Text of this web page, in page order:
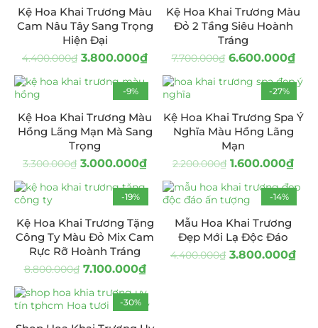
Kệ Hoa Khai Trương Màu
Cam Nâu Tây Sang Trọng
Hiện Đại
4.400.000₫ 3.800.000₫
Kệ Hoa Khai Trương Màu
Đỏ 2 Tầng Siêu Hoành
Tráng
7.700.000₫ 6.600.000₫
-9%
Kệ Hoa Khai Trương Màu
Hồng Lãng Mạn Mà Sang
Trọng
3.300.000₫ 3.000.000₫
-27%
Kệ Hoa Khai Trương Spa Ý
Nghĩa Màu Hồng Lãng
Mạn
2.200.000₫ 1.600.000₫
-19%
Kệ Hoa Khai Trương Tặng
Công Ty Màu Đỏ Mix Cam
Rực Rỡ Hoành Tráng
8.800.000₫ 7.100.000₫
-14%
Mẫu Hoa Khai Trương
Đẹp Mới Lạ Độc Đáo
4.400.000₫ 3.800.000₫
-30%